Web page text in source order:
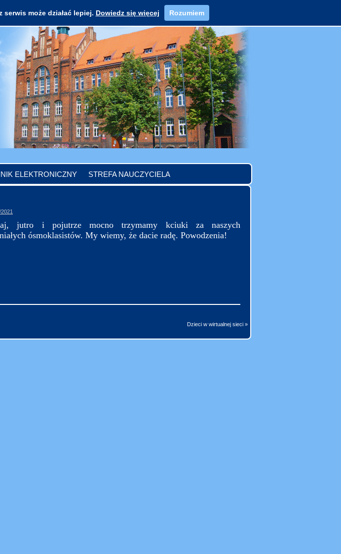
ELEKTRONICZNY STREFA NAUCZYCIELA
jutro i pojutrze mocno trzymamy kciuki za naszych
ósmoklasistów. My wiemy, że dacie radę. Powodzenia!
Dzieci w wirtualnej sieci »
może działać lepiej. Dowiedz się więcej Rozumiem